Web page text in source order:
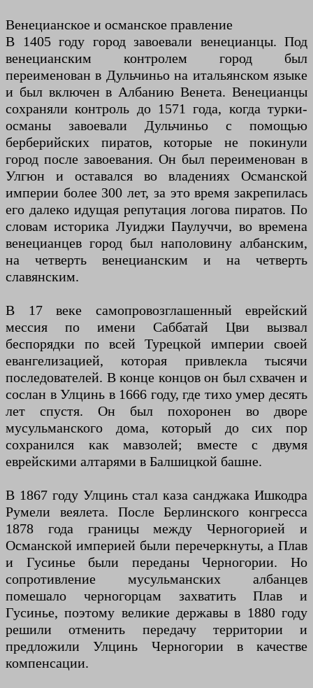
Венецианское и османское правление
В 1405 году город завоевали венецианцы. Под
венецианским контролем город был
переименован в Дульчиньо на итальянском языке
и был включен в Албанию Венета. Венецианцы
сохраняли контроль до 1571 года, когда турки-
османы завоевали Дульчиньо с помощью
берберийских пиратов, которые не покинули
город после завоевания. Он был переименован в
Улгюн и оставался во владениях Османской
империи более 300 лет, за это время закрепилась
его далеко идущая репутация логова пиратов. По
словам историка Луиджи Паулуччи, во времена
венецианцев город был наполовину албанским,
на четверть венецианским и на четверть
славянским.
В 17 веке самопровозглашенный еврейский
мессия по имени Саббатай Цви вызвал
беспорядки по всей Турецкой империи своей
евангелизацией, которая привлекла тысячи
последователей. В конце концов он был схвачен и
сослан в Улцинь в 1666 году, где тихо умер десять
лет спустя. Он был похоронен во дворе
мусульманского дома, который до сих пор
сохранился как мавзолей; вместе с двумя
еврейскими алтарями в Балшицкой башне.
В 1867 году Улцинь стал каза санджака Ишкодра
Румели веялета. После Берлинского конгресса
1878 года границы между Черногорией и
Османской империей были перечеркнуты, а Плав
и Гусинье были переданы Черногории. Но
сопротивление мусульманских албанцев
помешало черногорцам захватить Плав и
Гусинье, поэтому великие державы в 1880 году
решили отменить передачу территории и
предложили Улцинь Черногории в качестве
компенсации.